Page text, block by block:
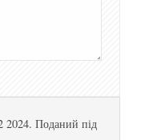
2024. Поданий під